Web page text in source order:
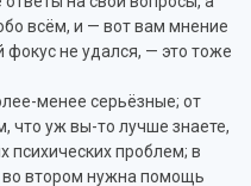
всём, и — вот вам мнение
не удался, — это тоже
менее серьёзные; от
что уж вы-то лучше знаете,
психических проблем; в
во втором нужна помощь